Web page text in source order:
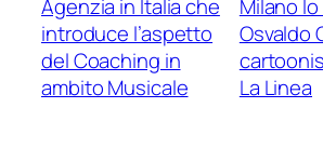
Agenzia in Italia che
introduce l’aspetto
del Coaching in
ambito Musicale
Milano
Osvaldo
La Linea